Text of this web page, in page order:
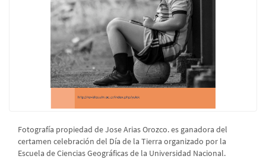
Fotografía propiedad de Jose Arias Orozco. es ganadora del
certamen celebración del Día de la Tierra organizado por la
Escuela de Ciencias Geográficas de la Universidad Nacional.